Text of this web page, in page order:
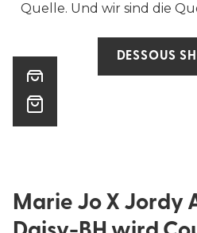
Quelle. Und wir sind die
DESSOUS
Marie Jo X Jordy